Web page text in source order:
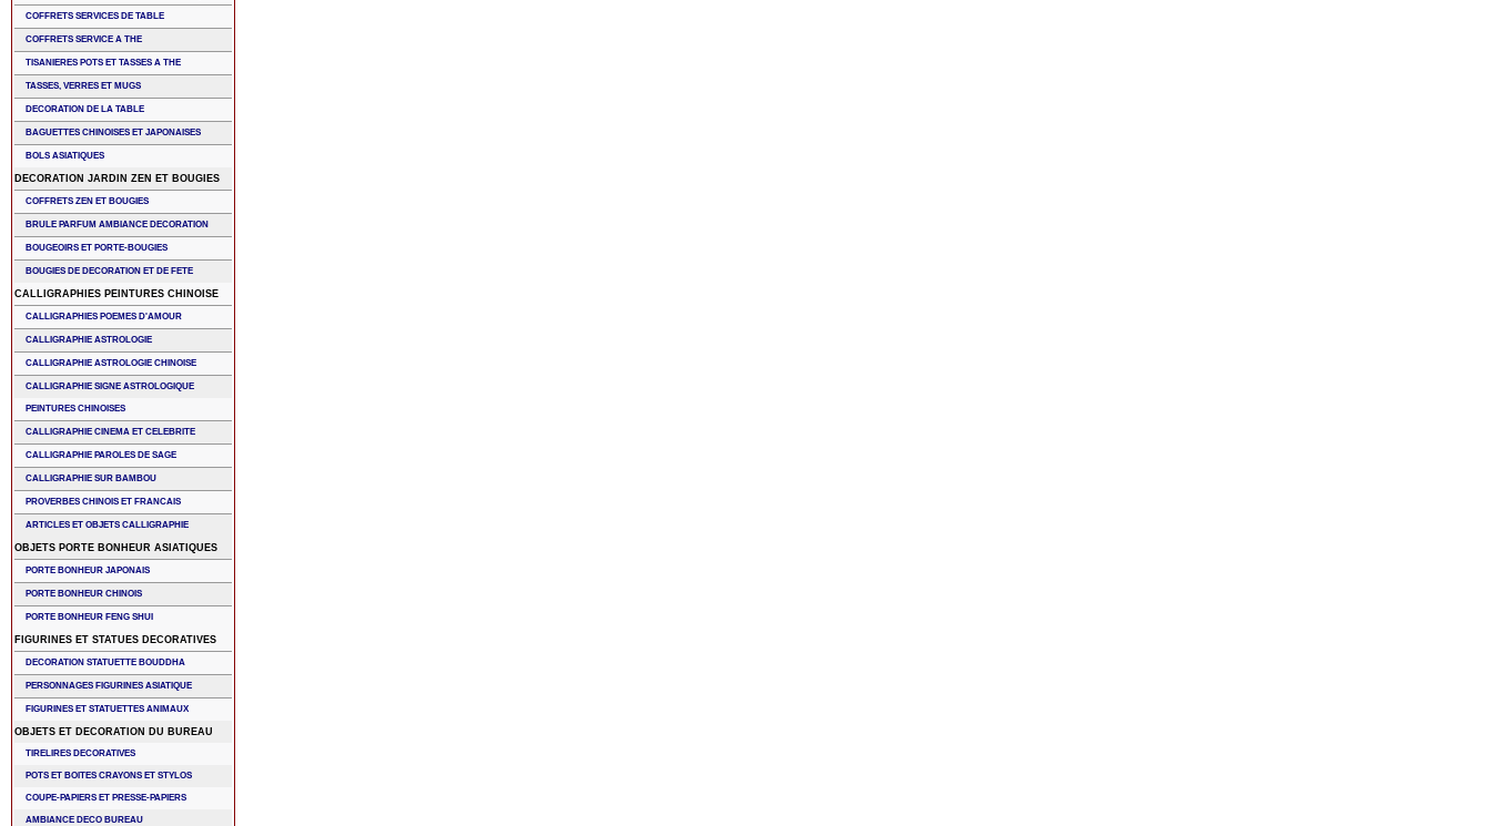
COFFRETS SERVICES DE TABLE
COFFRETS SERVICE A THE
TISANIERES POTS ET TASSES A THE
TASSES, VERRES ET MUGS
DECORATION DE LA TABLE
BAGUETTES CHINOISES ET JAPONAISES
BOLS ASIATIQUES
DECORATION JARDIN ZEN ET BOUGIES
COFFRETS ZEN ET BOUGIES
BRULE PARFUM AMBIANCE DECORATION
BOUGEOIRS ET PORTE-BOUGIES
BOUGIES DE DECORATION ET DE FETE
CALLIGRAPHIES PEINTURES CHINOISE
CALLIGRAPHIES POEMES D'AMOUR
CALLIGRAPHIE ASTROLOGIE
CALLIGRAPHIE ASTROLOGIE CHINOISE
CALLIGRAPHIE SIGNE ASTROLOGIQUE
PEINTURES CHINOISES
CALLIGRAPHIE CINEMA ET CELEBRITE
CALLIGRAPHIE PAROLES DE SAGE
CALLIGRAPHIE SUR BAMBOU
PROVERBES CHINOIS ET FRANCAIS
ARTICLES ET OBJETS CALLIGRAPHIE
OBJETS PORTE BONHEUR ASIATIQUES
PORTE BONHEUR JAPONAIS
PORTE BONHEUR CHINOIS
PORTE BONHEUR FENG SHUI
FIGURINES ET STATUES DECORATIVES
DECORATION STATUETTE BOUDDHA
PERSONNAGES FIGURINES ASIATIQUE
FIGURINES ET STATUETTES ANIMAUX
OBJETS ET DECORATION DU BUREAU
TIRELIRES DECORATIVES
POTS ET BOITES CRAYONS ET STYLOS
COUPE-PAPIERS ET PRESSE-PAPIERS
AMBIANCE DECO BUREAU